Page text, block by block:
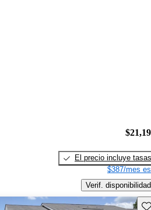
El precio incluye tasas
$387/mes
Verif. disponibilidad